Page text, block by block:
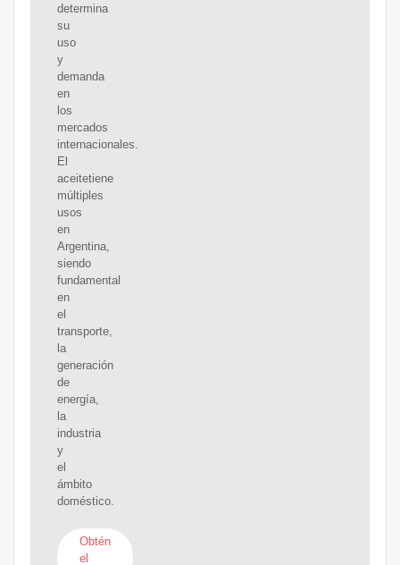
determina
su
uso
y
demanda
en
los
mercados
internacionales.
El
aceitetiene
múltiples
usos
en
Argentina,
siendo
fundamental
en
el
transporte,
la
generación
de
energía,
la
industria
y
el
ámbito
doméstico.
Obtén
el